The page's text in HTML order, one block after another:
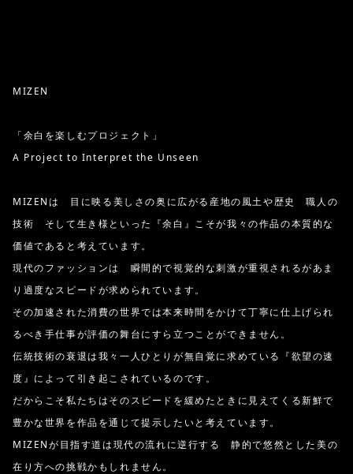
MIZEN
「余白を楽しむプロジェクト」
A Project to Interpret the Unseen
MIZENは 目に映る美しさの奥に広がる産地の風土や歴史 職人の
技術 そして生き様といった『余白』こそが我々の作品の本質的な
価値であると考えています。
現代のファッションは 瞬間的で視覚的な刺激が重視されるがあま
り過度なスピードが求められています。
その加速された消費の世界では本来時間をかけて丁寧に仕上げられ
るべき手仕事が評価の舞台にすら立つことができません。
伝統技術の衰退は我々一人ひとりが無自覚に求めている『欲望の速
度』によって引き起こされているのです。
だからこそ私たちはそのスピードを緩めたときに見えてくる新鮮で
豊かな世界を作品を通じて提示したいと考えています。
MIZENが目指す道は現代の流れに逆行する 静的で悠然とした美の
在り方への挑戦かもしれません。